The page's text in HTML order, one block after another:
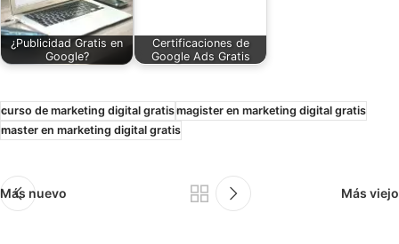
¿Publicidad Gratis en
Google?
Certificaciones de
Google Ads Gratis
curso de marketing digital gratismagister en marketing digital gratis
master en marketing digital gratis
Más nuevo Más viejo